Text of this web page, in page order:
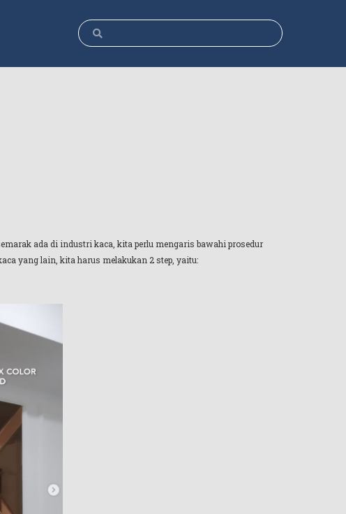
ada di industri kaca, kita perlu mengaris bawahi prosedur
yang lain, kita harus melakukan 2 step, yaitu: